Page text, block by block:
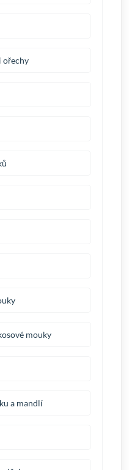
ořechy
mouky
a mandlí